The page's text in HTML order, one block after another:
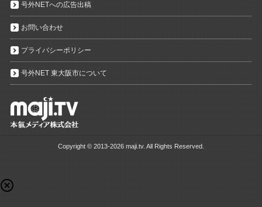
号外NETへの広告出稿
お問い合わせ
プライバシーポリシー
号外NET 東大阪市について
Copyright © 2013-2026 maji.tv. All Rights Reserved.